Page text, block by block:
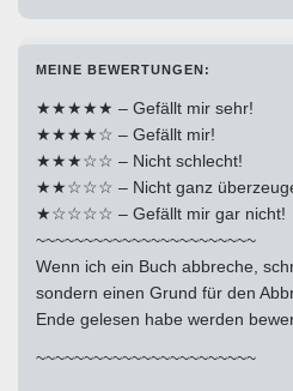
MEINE BEWERTUNGEN:
★★★★★ – Gefällt mir sehr!
★★★★☆ – Gefällt mir!
★★★☆☆ – Nicht schlecht!
★★☆☆☆ – Nicht ganz
★☆☆☆☆ – Gefällt mir gar nicht!
~~~~~~~~~~~~~~~~~~~~~~~
Wenn ich ein Buch abbreche,
sondern einen Grund für den
Ende gelesen habe werden
~~~~~~~~~~~~~~~~~~~~~~~